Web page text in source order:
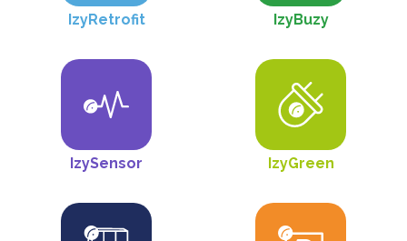
IzyRetrofit IzyBuzy
IzySensor IzyGreen